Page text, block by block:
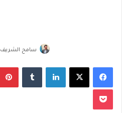
سامح الشريف
فيسبوك لينكدإن